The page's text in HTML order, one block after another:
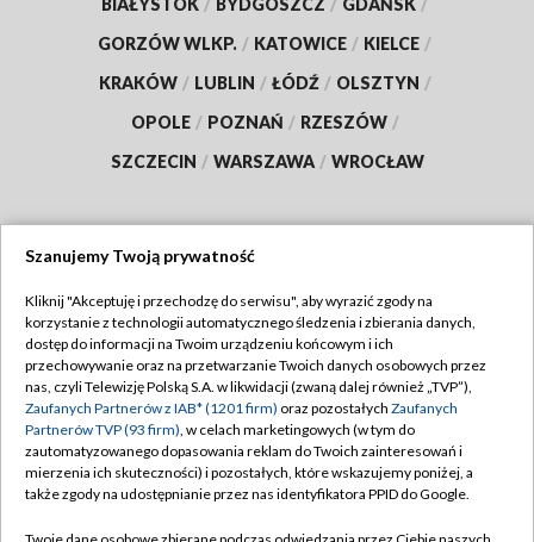
BIAŁYSTOK / BYDGOSZCZ / GDAŃSK /
GORZÓW WLKP. / KATOWICE / KIELCE /
KRAKÓW / LUBLIN / ŁÓDŹ / OLSZTYN /
OPOLE / POZNAŃ / RZESZÓW /
SZCZECIN / WARSZAWA / WROCŁAW
TVP
Abonament TVP
Emisja w TVP
Centrum informacji TVP
Naziemna Telewizja Cyfrowa
Regulamin TVP
Polityka prywatności
Moje zgody
Pomoc
Szanujemy Twoją prywatność
Kliknij "Akceptuję i przechodzę do serwisu", aby wyrazić zgody na
korzystanie z technologii automatycznego śledzenia i zbierania danych,
dostęp do informacji na Twoim urządzeniu końcowym i ich
przechowywanie oraz na przetwarzanie Twoich danych osobowych przez
nas, czyli Telewizję Polską S.A. w likwidacji (zwaną dalej również „TVP”),
Zaufanych Partnerów z IAB* (1201 firm) oraz pozostałych Zaufanych
Partnerów TVP (93 firm), w celach marketingowych (w tym do
zautomatyzowanego dopasowania reklam do Twoich zainteresowań i
mierzenia ich skuteczności) i pozostałych, które wskazujemy poniżej, a
także zgody na udostępnianie przez nas identyfikatora PPID do Google.